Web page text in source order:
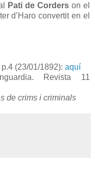
Pati de Corders on el
d’Haro convertit en el
(23/01/1892): aquí
Revista 11
de crims i criminals